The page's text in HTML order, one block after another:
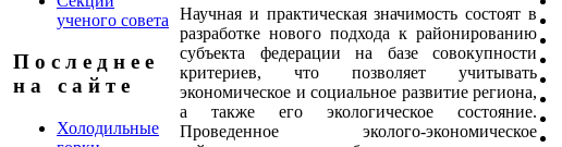
ученого совета
П о с л е д н е е
н а с а й т е
Холодильные
Научная и практическая значимость состоят в
разработке нового подхода к районированию
субъекта федерации на базе совокупности
критериев, что позволяет учитывать
экономическое и социальное развитие региона,
а также его экологическое состояние.
Проведенное эколого-экономическое